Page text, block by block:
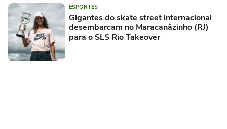
ESPORTES
Gigantes do skate street internacional
desembarcam no Maracanãzinho (RJ)
para o SLS Rio Takeover